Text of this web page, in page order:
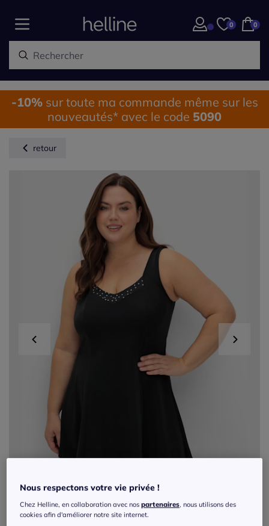
0 0
-10%sur toute ma commande même sur les
nouveautés* avec le code 5090
retour
Nous respectons votre vie privée !
Chez Helline, en collaboration avec nospartenaires, nous utilisons des
cookies afin d'améliorer notre site internet.